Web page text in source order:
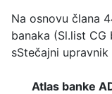
Na osnovu člana
banaka (Sl.list
sStečajni upravnik
Atlas banke